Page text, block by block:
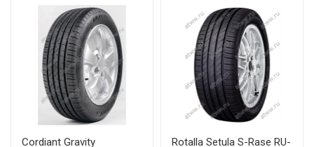
Cordiant Gravity
Rotalla Setula S-Rase RU-